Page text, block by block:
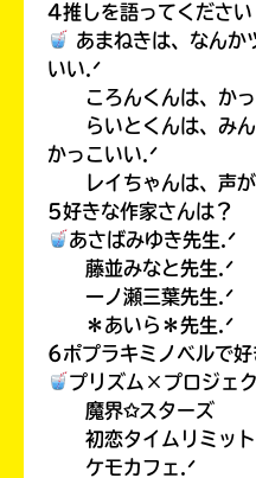
4推しを語ってください
あまねきは、なんか
いい.ᐟ
ころんくんは、かっ
らいとくんは、みん
かっこいい.ᐟ
レイちゃんは、声が
5好きな作家さんは？
あさばみゆき先生.ᐟ
藤並みなと先生.ᐟ
一ノ瀬三葉先生.ᐟ
＊あいら＊先生.ᐟ
6ポプラキミノベルで好
プリズム×プロジェ
魔界✩スターズ
初恋タイムリミット
ケモカフェ.ᐟ